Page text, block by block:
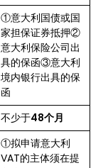
①意大利国债或国
家担保证券抵押②
意大利保险公司出
具的保函③意大利
境内银行出具的保
函
不少于48个月
①拟申请意大利
VAT的主体须在提